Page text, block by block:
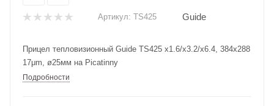
Артикул: TS425 Guide
Прицел тепловизионный Guide TS425 x1.6/x3.2/x6.4, 384x288
17μm, ø25мм на Picatinny
Подробности